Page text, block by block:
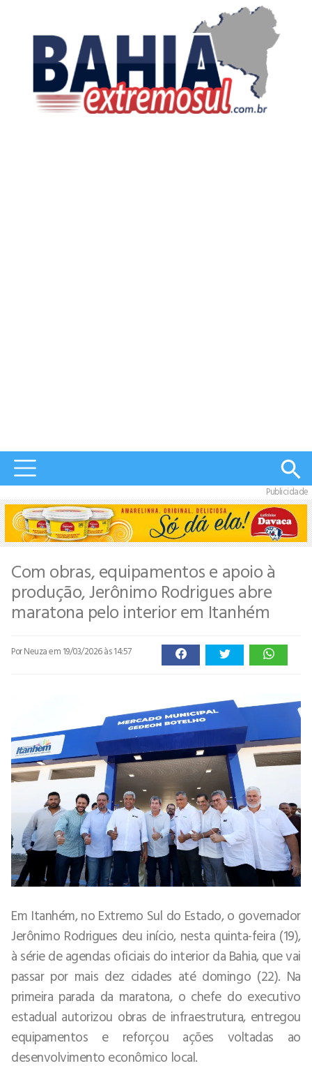
Publicidade
Com obras, equipamentos e apoio à
produção, Jerônimo Rodrigues abre
maratona pelo interior em Itanhém
Por Neuzaem 19/03/2026 às 14:57
Em Itanhém, no Extremo Sul do Estado, o governador
Jerônimo Rodrigues deu início, nesta quinta-feira (19),
à série de agendas oficiais do interior da Bahia, que vai
passar por mais dez cidades até domingo (22). Na
primeira parada da maratona, o chefe do executivo
estadual autorizou obras de infraestrutura, entregou
equipamentos e reforçou ações voltadas ao
desenvolvimento econômico local.